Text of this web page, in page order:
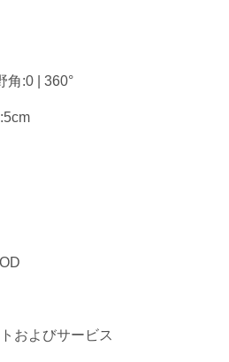
角:0 | 360°
およびサービス